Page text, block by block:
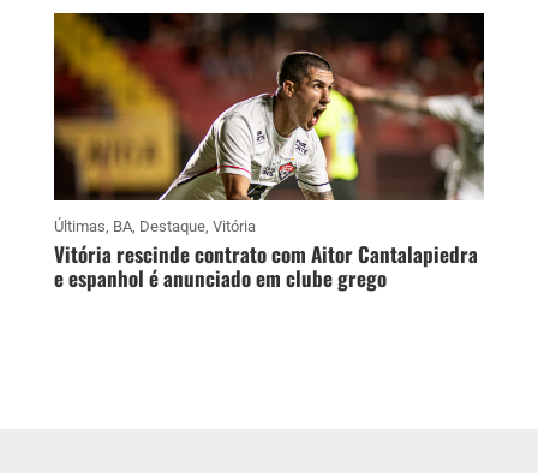
Últimas, BA, Destaque, Vitória
Vitória rescinde contrato com Aitor Cantalapiedra
e espanhol é anunciado em clube grego